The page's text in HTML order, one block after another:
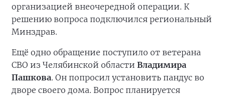
организацией внеочередной операции. К
решению вопроса подключился региональный
Минздрав.
Ещё одно обращение поступило от ветерана
СВО из Челябинской области Владимира
Пашкова. Он попросил установить пандус во
дворе своего дома. Вопрос планируется